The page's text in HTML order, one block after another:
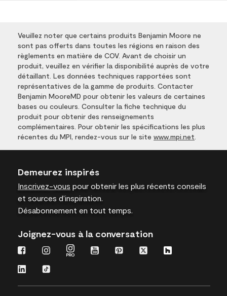
Veuillez noter que certains produits Benjamin Moore ne
sont pas offerts dans toutes les régions en raison des
règlements en matière de COV. Avant de choisir un
produit, veuillez en vérifier la disponibilité auprès de votre
détaillant. Les données techniques rapportées sont
représentatives de la gamme de produits. Contacter
Benjamin MooreMD pour obtenir les valeurs de certaines
bases ou couleurs. Consulter la fiche technique du
produit pour obtenir des renseignements
complémentaires. Pour obtenir les spécifications les plus
récentes du MPI, rendez-vous sur le site www.mpi.net
Demeurez inspirés
Inscrivez-vous pour obtenir les plus récents conseils
et sources d’inspiration.
Désabonnement en tout temps.
Joignez-vous à la conversation